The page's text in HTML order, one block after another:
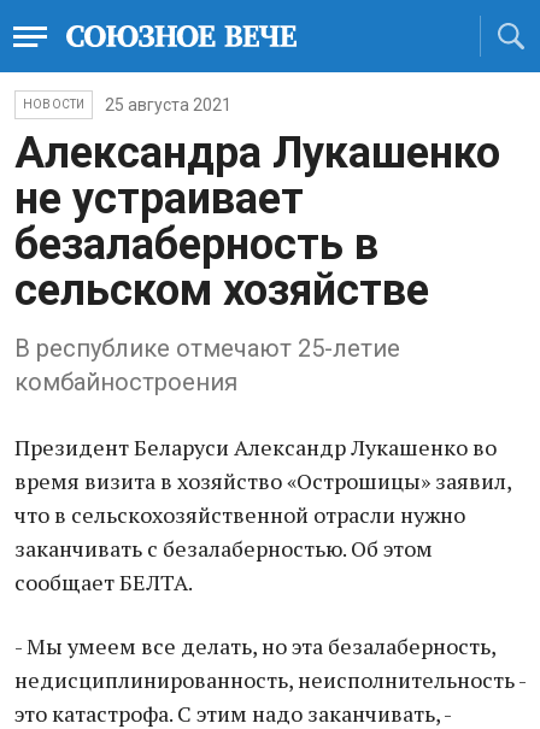
НОВОСТИ 25 августа 2021
Александра Лукашенко
не устраивает
безалаберность в
сельском хозяйстве
В республике отмечают 25-летие
комбайностроения
Президент Беларуси Александр Лукашенко во
время визита в хозяйство «Острошицы» заявил,
что в сельскохозяйственной отрасли нужно
заканчивать с безалаберностью. Об этом
сообщает БЕЛТА.
- Мы умеем все делать, но эта безалаберность,
недисциплинированность, неисполнительность -
это катастрофа. С этим надо заканчивать, -